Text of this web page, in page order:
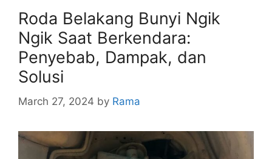
Roda Belakang Bunyi Ngik
Ngik Saat Berkendara:
Penyebab, Dampak, dan
Solusi
March 27, 2024 by Rama